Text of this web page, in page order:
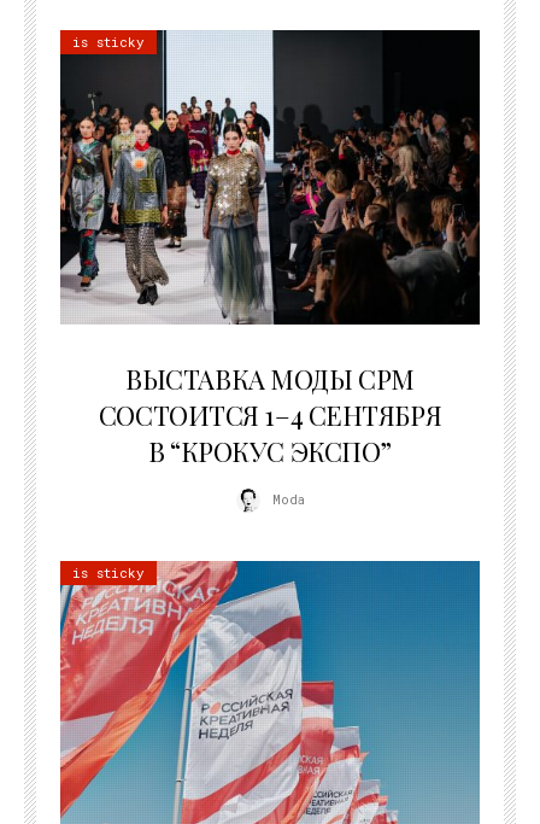
is sticky
ВЫСТАВКА МОДЫ CPM
СОСТОИТСЯ 1–4 СЕНТЯБРЯ
В “КРОКУС ЭКСПО”
Moda
is sticky